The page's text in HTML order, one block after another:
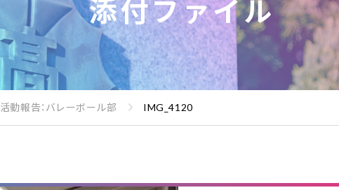
添付ファイル
活動報告：バレーボール部 IMG_4120